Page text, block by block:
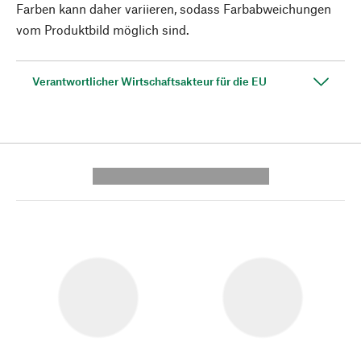
Farben kann daher variieren, sodass Farbabweichungen
vom Produktbild möglich sind.
Verantwortlicher Wirtschaftsakteur für die EU